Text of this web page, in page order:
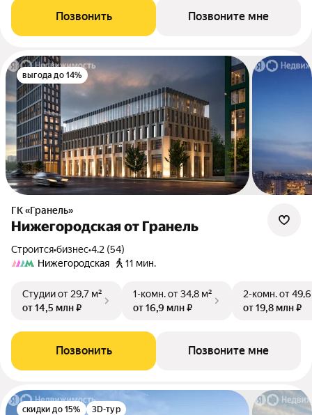
Позвонить Позвоните мне
выгода до 14%
ГК «Гранель»
Нижегородская от Гранель
Строится•бизнес•4.2 (54)
Нижегородская
11 мин.
Студииот 29,7 м²
от 14,5 млн ₽
1-комн.от 34,8 м²
от 16,9 млн ₽
2-комн.от
от 19,8 млн ₽
Позвонить Позвоните мне
скидки до 15% 3D-тур